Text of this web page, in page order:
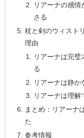
リアーナの感情
さる
杖と剣のウィスト
理由
リアーナは完
る
リアーナは静か
リアーナは理解
まとめ：リアーナ
た
参考情報